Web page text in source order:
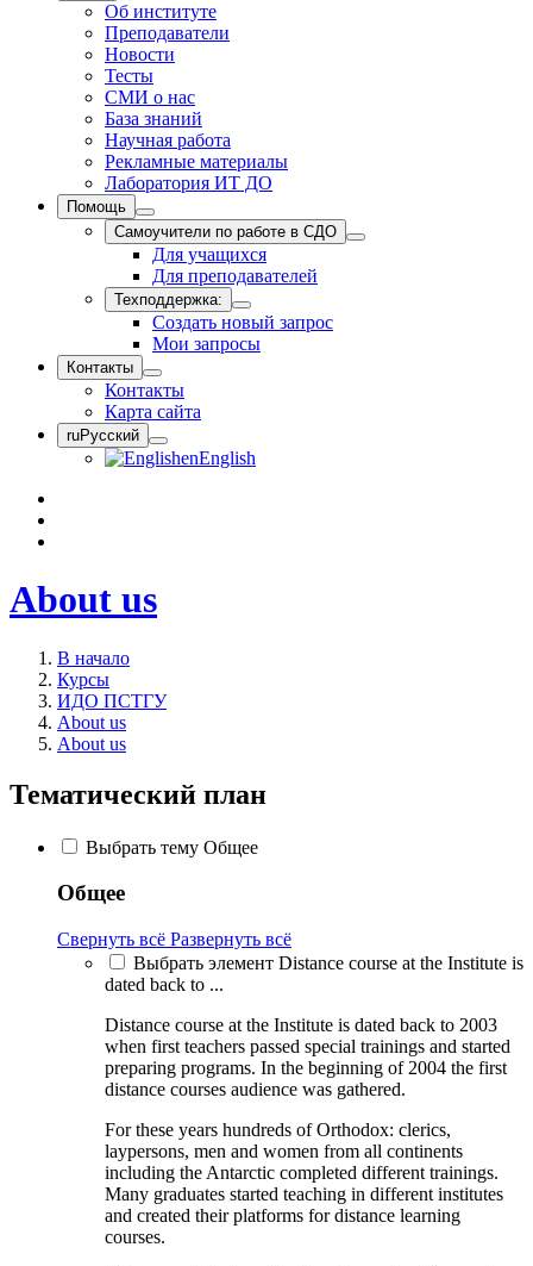
Об институте
Преподаватели
Новости
Тесты
СМИ о нас
База знаний
Научная работа
Рекламные материалы
Лаборатория ИТ ДО
Помощь
Самоучители по работе в СДО
Для учащихся
Для преподавателей
Техподдержка:
Создать новый запрос
Мои запросы
Контакты
Контакты
Карта сайта
ruРусский
enEnglish
About us
В начало
Курсы
ИДО ПСТГУ
About us
About us
Тематический план
Выбрать тему Общее
Общее
Свернуть всё Развернуть всё
Выбрать элемент Distance course at the Institute is
dated back to ...
Distance course at the Institute is dated back to 2003
when first teachers passed special trainings and started
preparing programs. In the beginning of 2004 the first
distance courses audience was gathered.
For these years hundreds of Orthodox: clerics,
laypersons, men and women from all continents
including the Antarctic completed different trainings.
Many graduates started teaching in different institutes
and created their platforms for distance learning
courses.